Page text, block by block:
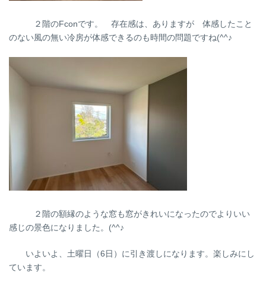
２階のFconです。 存在感は、ありますが 体感したこと
のない風の無い冷房が体感できるのも時間の問題ですね(^^♪
２階の額縁のような窓も窓がきれいになったのでよりいい
感じの景色になりました。(^^♪
いよいよ、土曜日（6日）に引き渡しになります。楽しみにし
ています。